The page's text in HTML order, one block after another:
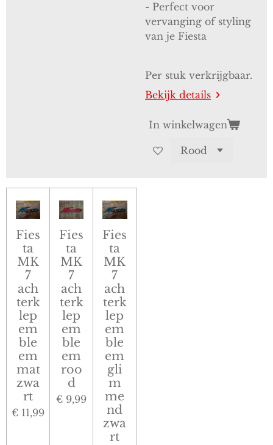
- Perfect voor
vervanging of styling
van je Fiesta
Per stuk verkrijgbaar.
Bekijk details
In winkelwagen
Fies
ta
MK
7
ach
terk
lep
em
ble
em
mat
zwa
rt
€ 11,99
Fies
ta
MK
7
ach
terk
lep
em
ble
em
roo
d
€ 9,99
Fies
ta
MK
7
ach
terk
lep
em
ble
em
gli
m
me
nd
zwa
rt